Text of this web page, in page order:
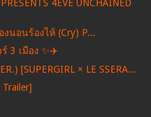
4EVE UNCHAINED
นอนร้องไห้ (Cry) P...
3 เมือง ✨✈️
[SUPERGIRL × LE SSERA...